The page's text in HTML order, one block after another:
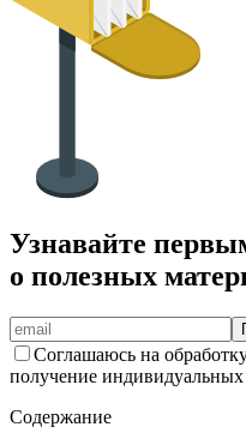
Узнавайте
о полезных
Соглашаюсь на
получение
Содержание